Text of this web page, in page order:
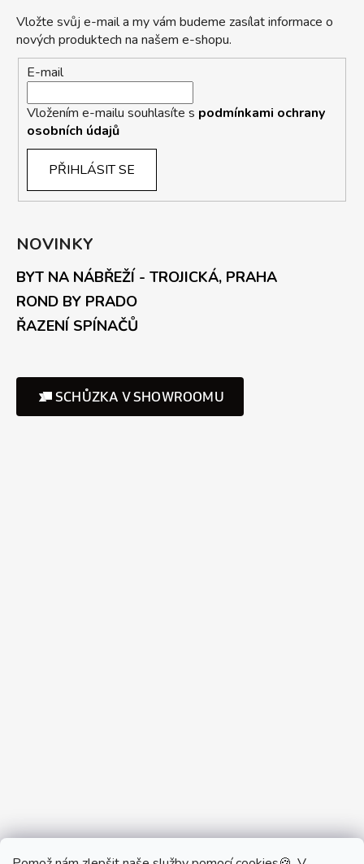
Vložte svůj e-mail a my vám budeme zasílat informace o
nových produktech na našem e-shopu.
E-mail
Vložením e-mailu souhlasíte s podmínkami ochrany
osobních údajů
PŘIHLÁSIT SE
NOVINKY
BYT NA NÁBŘEŽÍ - TROJICKÁ, PRAHA
ROND BY PRADO
ŘAZENÍ SPÍNAČŮ
SCHŮZKA V SHOWROOMU